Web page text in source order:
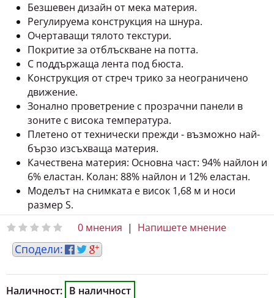
Безшевен дизайн от мека материя.
Регулируема конструкция на шнура.
Очертаващи тялото текстури.
Покритие за отблъскване на потта.
С поддържаща лента под бюста.
Конструкция от стреч трико за неограничено
движение.
Зонално проветрение с прозрачни панели в
зоните с висока температура.
Плетено от технически прежди - възможно най-
бързо изсъхваща материя.
Качествена материя: Основна част: 94% найлон и
6% еластан. Колан: 88% найлон и 12% еластан.
Моделът на снимката е висок 1,68 м и носи
размер S.
0 мнения | Напишете мнение
Наличност: В наличност